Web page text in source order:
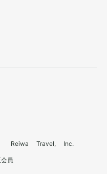
Reiwa Travel, Inc.
員